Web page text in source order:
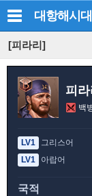
대항해시
[피라리]
피라
백
LV1
그리스어
LV1
아랍어
국적